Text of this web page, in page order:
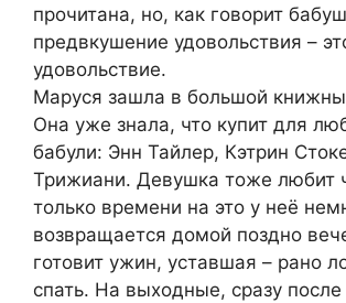
прочитана, но, как говорит
предвкушение удовольствия –
удовольствие.
Маруся зашла в большой
Она уже знала, что купит для
бабули: Энн Тайлер, Кэтрин
Трижиани. Девушка тоже любит
только времени на это у неё
возвращается домой поздно
готовит ужин, уставшая – рано
спать. На выходные, сразу